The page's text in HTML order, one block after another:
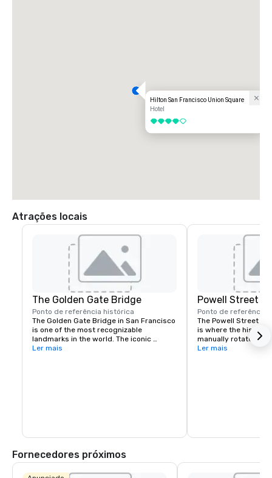
Hilton San Francisco Union Square
Hotel
4 de 5
Atrações locais
The Golden Gate Bridge
Ponto de referência histórica
The Golden Gate Bridge in San Francisco
is one of the most recognizable
landmarks in the world. The iconic
suspension bridge is known for its
Ler mais
Powell Street
Ponto de referência
The Powell Street
is where the historic
manually rotated to
Located at Powell
Ler mais
Fornecedores próximos